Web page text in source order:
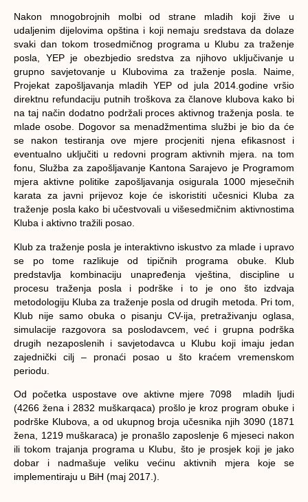
Nakon mnogobrojnih molbi od strane mladih koji žive u
udaljenim dijelovima opština i koji nemaju sredstava da dolaze
svaki dan tokom trosedmičnog programa u Klubu za traženje
posla, YEP je obezbjedio sredstva za njihovo uključivanje u
grupno savjetovanje u Klubovima za traženje posla. Naime,
Projekat zapošljavanja mladih YEP od jula 2014.godine vršio
direktnu refundaciju putnih troškova za članove klubova kako bi
na taj način dodatno podržali proces aktivnog traženja posla. te
mlade osobe. Dogovor sa menadžmentima službi je bio da će
se nakon testiranja ove mjere procjeniti njena efikasnost i
eventualno uključiti u redovni program aktivnih mjera. na tom
fonu, Služba za zapošljavanje Kantona Sarajevo je Programom
mjera aktivne politike zapošljavanja osigurala 1000 mjesečnih
karata za javni prijevoz koje će iskoristiti učesnici Kluba za
traženje posla kako bi učestvovali u višesedmičnim aktivnostima
Kluba i aktivno tražili posao.
Klub za traženje posla je interaktivno iskustvo za mlade i upravo
se po tome razlikuje od tipičnih programa obuke. Klub
predstavlja kombinaciju unapređenja vještina, discipline u
procesu traženja posla i podrške i to je ono što izdvaja
metodologiju Kluba za traženje posla od drugih metoda. Pri tom,
Klub nije samo obuka o pisanju CV-ija, pretraživanju oglasa,
simulacije razgovora sa poslodavcem, već i grupna podrška
drugih nezaposlenih i savjetodavca u Klubu koji imaju jedan
zajednički cilj – pronaći posao u što kraćem vremenskom
periodu.
Od početka uspostave ove aktivne mjere 7098 mladih ljudi
(4266 žena i 2832 muškarqaca) prošlo je kroz program obuke i
podrške Klubova, a od ukupnog broja učesnika njih 3090 (1871
žena, 1219 muškaraca) je pronašlo zaposlenje 6 mjeseci nakon
ili tokom trajanja programa u Klubu, što je prosjek koji je jako
dobar i nadmašuje veliku većinu aktivnih mjera koje se
implementiraju u BiH (maj 2017.).